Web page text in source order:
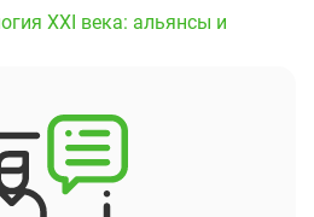
XXI века: альянсы и